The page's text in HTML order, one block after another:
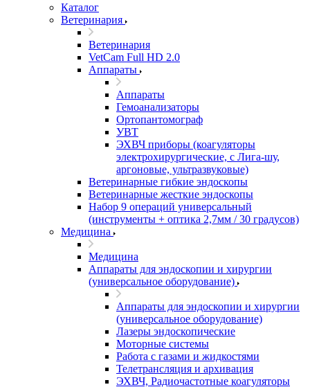
Каталог
Ветеринария
Ветеринария
VetCam Full HD 2.0
Аппараты
Аппараты
Гемоанализаторы
Ортопантомограф
УВТ
ЭХВЧ приборы (коагуляторы
электрохирургические, с Лига-шу,
аргоновые, ультразвуковые)
Ветеринарные гибкие эндоскопы
Ветеринарные жесткие эндоскопы
Набор 9 операций универсальный
(инструменты + оптика 2,7мм / 30 градусов)
Медицина
Медицина
Аппараты для эндоскопии и хирургии
(универсальное оборудование)
Аппараты для эндоскопии и хирургии
(универсальное оборудование)
Лазеры эндоскопические
Моторные системы
Работа с газами и жидкостями
Телетрансляция и архивация
ЭХВЧ, Радиочастотные коагуляторы